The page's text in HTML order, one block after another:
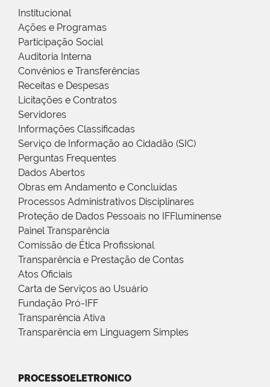
Institucional
Ações e Programas
Participação Social
Auditoria Interna
Convênios e Transferências
Receitas e Despesas
Licitações e Contratos
Servidores
Informações Classificadas
Serviço de Informação ao Cidadão (SIC)
Perguntas Frequentes
Dados Abertos
Obras em Andamento e Concluídas
Processos Administrativos Disciplinares
Proteção de Dados Pessoais no IFFluminense
Painel Transparência
Comissão de Ética Profissional
Transparência e Prestação de Contas
Atos Oficiais
Carta de Serviços ao Usuário
Fundação Pró-IFF
Transparência Ativa
Transparência em Linguagem Simples
PROCESSOELETRONICO